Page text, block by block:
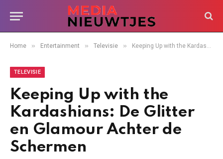
Home » Entertainment » Televisie » Keeping Up with the Kardashians: De Glitter en Glamour Achter de Schermen
TELEVISIE
Keeping Up with the
Kardashians: De Glitter
en Glamour Achter de
Schermen